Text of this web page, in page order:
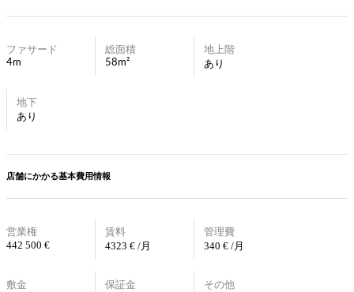
ファサード
4m
総面積
58m²
地上階
あり
地下
あり
店舗にかかる基本費用情報
営業権
442 500 €
賃料
4323 € /月
管理費
340 € /月
敷金
保証金
その他